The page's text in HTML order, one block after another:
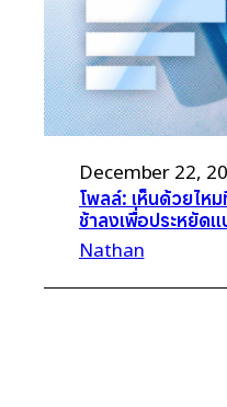
December 22,
โพลล์: เห็นด้วยไห
ช้าลงเพื่อประหยัด
Nathan